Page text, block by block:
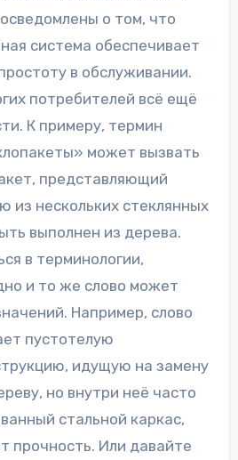
о том, что
система обеспечивает
в обслуживании.
потребителей всё ещё
К примеру, термин
может вызвать
представляющий
из нескольких стеклянных
выполнен из дерева.
в терминологии,
и то же слово может
Например, слово
пустотелую
идущую на замену
но внутри неё часто
стальной каркас,
прочность. Или давайте